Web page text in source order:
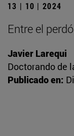
13 | 10 | 2024
Entre el
Javier Larequi
Doctorando de
Publicado en: